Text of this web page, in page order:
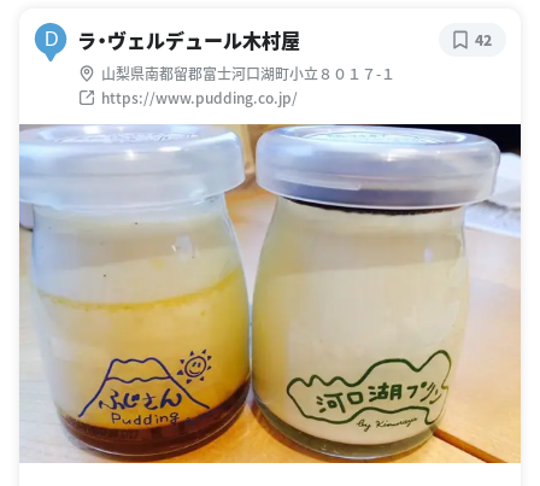
D ラ・ヴェルデュール木村屋
山梨県南都留郡富士河口湖町小立８０１７-１
https://www.pudding.co.jp/
42